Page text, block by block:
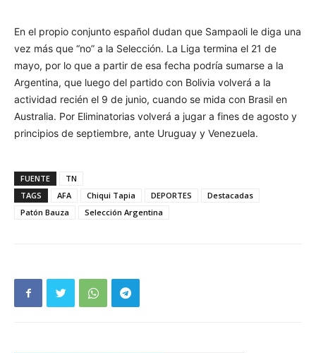
En el propio conjunto español dudan que Sampaoli le diga una
vez más que “no” a la Selección. La Liga termina el 21 de
mayo, por lo que a partir de esa fecha podría sumarse a la
Argentina, que luego del partido con Bolivia volverá a la
actividad recién el 9 de junio, cuando se mida con Brasil en
Australia. Por Eliminatorias volverá a jugar a fines de agosto y
principios de septiembre, ante Uruguay y Venezuela.
FUENTE
TN
TAGS
AFA Chiqui Tapia DEPORTES
Destacadas
Patón Bauza
Selección Argentina